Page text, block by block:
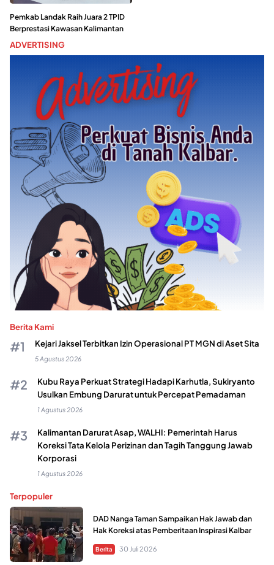
Pemkab Landak Raih Juara 2 TPID
Berprestasi Kawasan Kalimantan
ADVERTISING
Berita Kami
Kejari Jaksel Terbitkan Izin Operasional PT MGN di Aset Sita
5 Agustus 2026
Kubu Raya Perkuat Strategi Hadapi Karhutla, Sukiryanto
Usulkan Embung Darurat untuk Percepat Pemadaman
1 Agustus 2026
Kalimantan Darurat Asap, WALHI: Pemerintah Harus
Koreksi Tata Kelola Perizinan dan Tagih Tanggung Jawab
Korporasi
1 Agustus 2026
Terpopuler
DAD Nanga Taman Sampaikan Hak Jawab dan
Hak Koreksi atas Pemberitaan Inspirasi Kalbar
Berita 30 Juli 2026